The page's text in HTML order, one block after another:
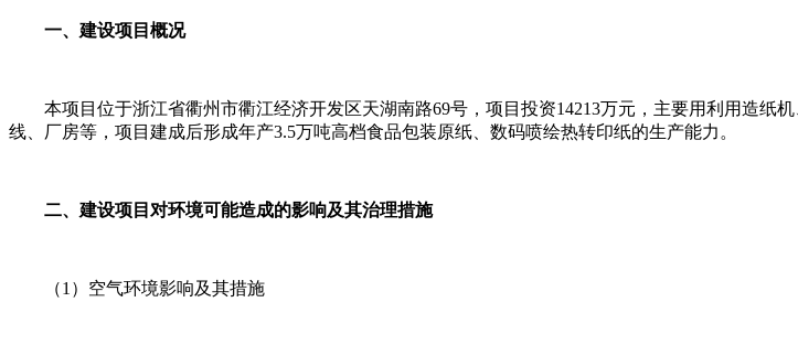
一、建设项目概况
本项目位于浙江省衢州市衢江经济开发区天湖南路69号，项目投资14213万元，主要用利用造
线、厂房等，项目建成后形成年产3.5万吨高档食品包装原纸、数码喷绘热转印纸的生产能力。
二、建设项目对环境可能造成的影响及其治理措施
（1）空气环境影响及其措施